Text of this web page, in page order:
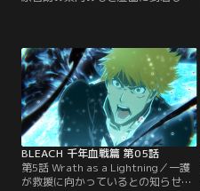
廷十三隊の隊長たちが、十二番隊の
調査報告を受けて同じ答えに達して
いた。【提供：バンダイチャンネ
ル】
BLEACH 千年血戦篇 第05話
第5話 Wrath as a Lightning／一護
が救援に向かっているとの知らせに